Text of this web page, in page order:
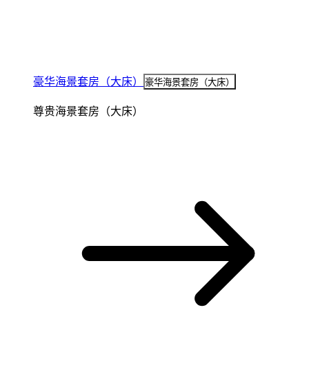
豪华海景套房（大床） 豪华海景套房（大床）
尊贵海景套房（大床）